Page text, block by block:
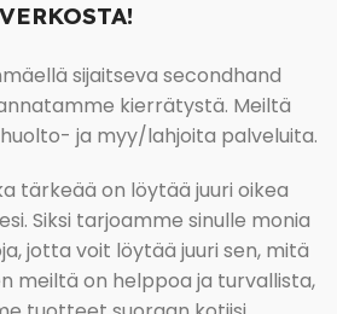
VERKOSTA!
sijaitseva secondhand
kierrätystä. Meiltä
ja myy/lahjoita palveluita.
tärkeää on löytää juuri oikea
Siksi tarjoamme sinulle monia
jotta voit löytää juuri sen, mitä
meiltä on helppoa ja turvallista,